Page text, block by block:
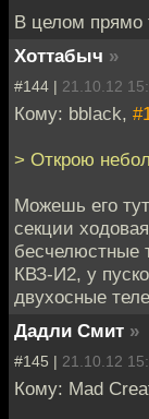
В целом прямо
Хоттабыч »
#144 | 21.10.12
Кому: bblack,
> Открою
Можешь его
секции
бесчелюстные
КВЗ-И2, у
двухосные
Дадли Смит »
#145 | 21.10.12
Кому: Mad